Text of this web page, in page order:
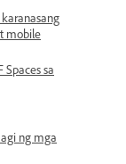
mobile
sa
ng mga